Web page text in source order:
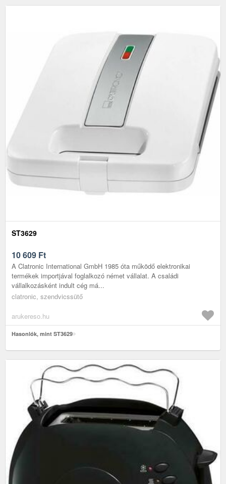
ST3629
10 609 Ft
A Clatronic International GmbH 1985 óta működő elektronikai
termékek importjával foglalkozó német vállalat. A családi
vállalkozásként indult cég má...
clatronic, szendvicssütő
arukereso.hu
Hasonlók, mint ST3629